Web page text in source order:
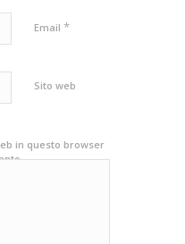
Email *
Sito web
in questo browser